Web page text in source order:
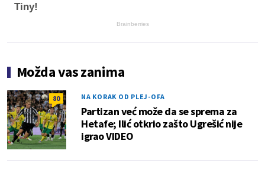
Tiny!
Brainberries
Možda vas zanima
80 NA KORAK OD PLEJ-OFA
Partizan već može da se sprema za
Hetafe; Ilić otkrio zašto Ugrešić nije
igrao VIDEO